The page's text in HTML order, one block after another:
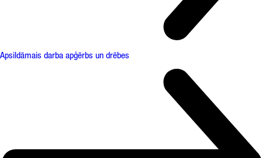
Apsildāmais darba apģērbs un drēbes